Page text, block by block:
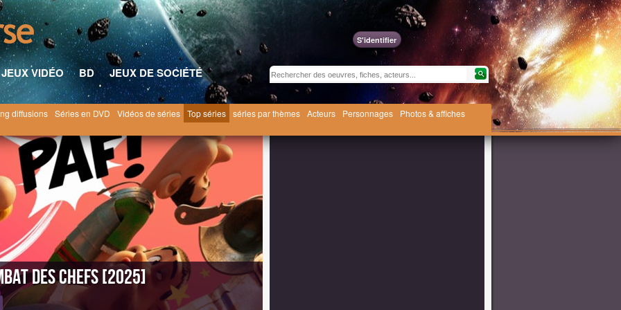
S'identifier
JEUX VIDÉO BD
JEUX DE SOCIÉTÉ
diffusions Séries en DVD Vidéos de séries Top séries séries par thèmes Acteurs Personnages
Photos & affiches
Le Combat des Chefs [2025] Astérix et Obélix: Le Combat des Chefs saison 1
des Chefs [2025]